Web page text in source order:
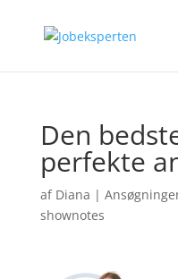
Den
perfekte
af Diana |
shownotes